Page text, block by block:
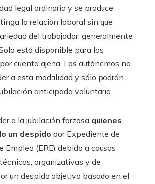
legal ordinaria y se produce
la relación laboral sin que
del trabajador, generalmente
está disponible para los
cuenta ajena. Los autónomos no
a esta modalidad y sólo podrán
anticipada voluntaria.
a la jubilación forzosa quienes
un despido por Expediente de
Empleo (ERE) debido a causas
organizativas y de
un despido objetivo basado en el